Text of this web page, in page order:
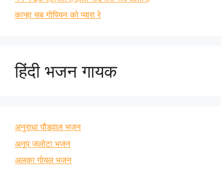
कान्हा सब गोपियन को प्यारा रे
हिंदी भजन गायक
अनुराधा पौडवाल भजन
अनूप जलोटा भजन
अलका गोयल भजन